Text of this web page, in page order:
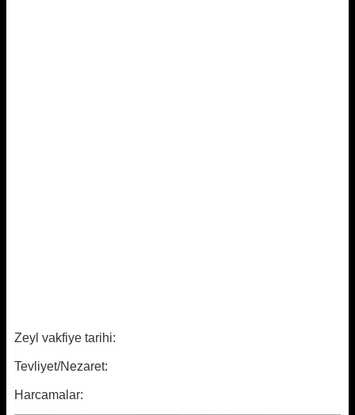
Zeyl vakfiye tarihi:
Tevliyet/Nezaret:
Harcamalar: